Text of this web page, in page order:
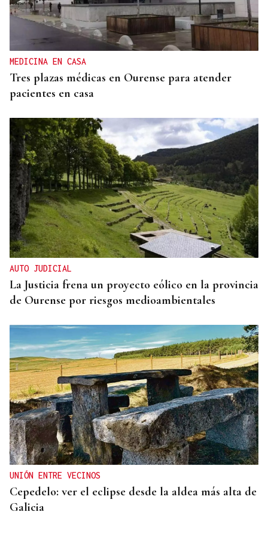
ORÁCULO DAS BURGAS
Horóscopo del día: jueves, 6 de agosto
MEDICINA EN CASA
Tres plazas médicas en Ourense para atender
pacientes en casa
AUTO JUDICIAL
La Justicia frena un proyecto eólico en la provincia
de Ourense por riesgos medioambientales
UNIÓN ENTRE VECINOS
Cepedelo: ver el eclipse desde la aldea más alta de
Galicia